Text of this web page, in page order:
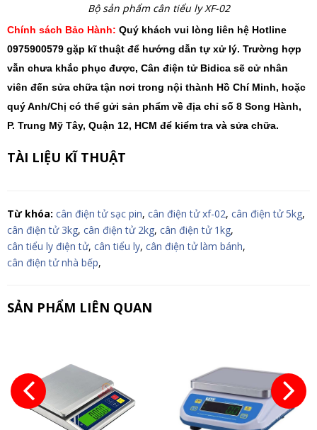
Bộ sản phẩm cân tiểu ly XF-02
Chính sách Bảo Hành: Quý khách vui lòng liên hệ Hotline
0975900579 gặp kĩ thuật để hướng dẫn tự xử lý. Trường hợp
vẫn chưa khắc phục được, Cân điện tử Bidica sẽ cử nhân
viên đến sửa chữa tận nơi trong nội thành Hồ Chí Minh, hoặc
quý Anh/Chị có thể gửi sản phẩm về địa chỉ số 8 Song Hành,
P. Trung Mỹ Tây, Quận 12, HCM để kiểm tra và sửa chữa.
TÀI LIỆU KĨ THUẬT
Từ khóa: cân điện tử sạc pin, cân điện tử xf-02, cân điện tử 5kg,
cân điện tử 3kg, cân điện tử 2kg, cân điện tử 1kg,
cân tiểu ly điện tử, cân tiểu ly, cân điện tử làm bánh,
cân điện tử nhà bếp,
SẢN PHẨM LIÊN QUAN